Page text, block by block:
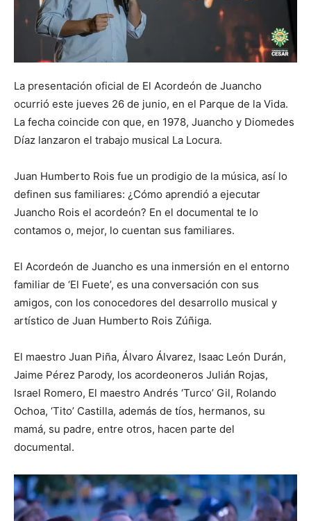
La presentación oficial de El Acordeón de Juancho
ocurrió este jueves 26 de junio, en el Parque de la Vida.
La fecha coincide con que, en 1978, Juancho y Diomedes
Díaz lanzaron el trabajo musical La Locura.
Juan Humberto Rois fue un prodigio de la música, así lo
definen sus familiares: ¿Cómo aprendió a ejecutar
Juancho Rois el acordeón? En el documental te lo
contamos o, mejor, lo cuentan sus familiares.
El Acordeón de Juancho es una inmersión en el entorno
familiar de ‘El Fuete’, es una conversación con sus
amigos, con los conocedores del desarrollo musical y
artístico de Juan Humberto Rois Zúñiga.
El maestro Juan Piña, Álvaro Álvarez, Isaac León Durán,
Jaime Pérez Parody, los acordeoneros Julián Rojas,
Israel Romero, El maestro Andrés ‘Turco’ Gil, Rolando
Ochoa, ‘Tito’ Castilla, además de tíos, hermanos, su
mamá, su padre, entre otros, hacen parte del
documental.